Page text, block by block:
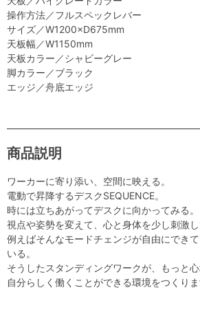
操作方法／フルスペックレバー
サイズ／W1200×D675mm
天板幅／W1150mm
天板カラー／シャビーグレー
脚カラー／ブラック
エッジ／舟底エッジ
商品説明
ワーカーに寄り添い、空間に映える。
電動で昇降するデスクSEQUENCE。
時には立ちあがってデスクに向かってみる。
視点や姿勢を変えて、心と身体を少し刺激し
例えばそんなモードチェンジが自由にでき
いる。
そうしたスタンディングワークが、もっと心
自分らしく働くことができる環境をつくりま